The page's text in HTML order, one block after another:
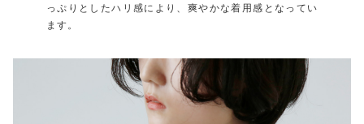
っぷりとしたハリ感により、爽やかな着用感となってい
ます。